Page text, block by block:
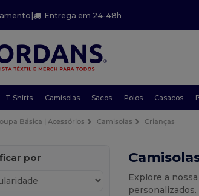
| Entrega em 24-48h
T-Shirts Camisolas Sacos Polos Casacos
Básica | Acessórios Camisolas Crianças
por
Explore a